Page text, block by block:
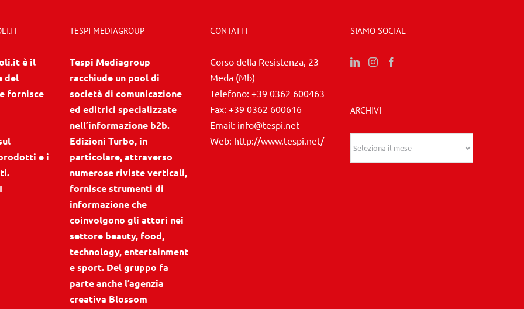
è il
del
fornisce
e i
TESPI MEDIAGROUP
Tespi Mediagroup
racchiude un pool di
società di comunicazione
ed editrici specializzate
nell’informazione b2b.
Edizioni Turbo, in
particolare, attraverso
numerose riviste verticali,
fornisce strumenti di
informazione che
coinvolgono gli attori nei
settore beauty, food,
technology, entertainment
e sport. Del gruppo fa
parte anche l’agenzia
creativa Blossom
CONTATTI
Corso della Resistenza, 23 -
Meda (Mb)
Telefono: +39 0362 600463
Fax: +39 0362 600616
Email: info@tespi.net
Web: http://www.tespi.net/
SIAMO SOCIAL
ARCHIVI